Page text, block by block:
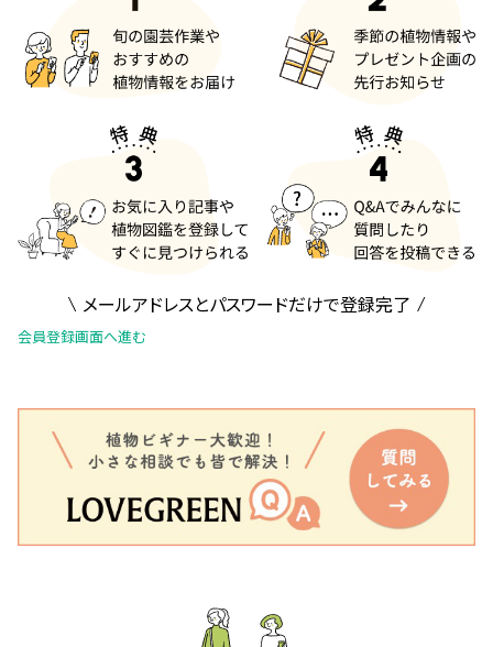
メールアドレスとパスワードだけで登録完了
会員登録画面へ進む